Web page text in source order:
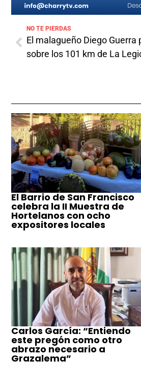
NO TE PIERDAS
El malagueño Diego Guerra
sobre los 101 km de La
El Barrio de San Francisco
celebra la II Muestra de
Hortelanos con ocho
expositores locales
Carlos García: “Entiendo
este pregón como otro
abrazo necesario a
Grazalema”